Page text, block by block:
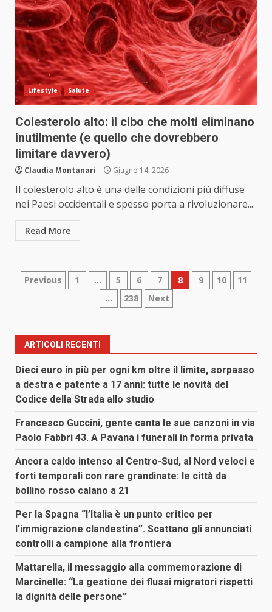
Lifestyle Salute
Colesterolo alto: il cibo che molti eliminano
inutilmente (e quello che dovrebbero
limitare davvero)
Claudia Montanari Giugno 14, 2026
Il colesterolo alto è una delle condizioni più diffuse
nei Paesi occidentali e spesso porta a rivoluzionare...
Read More
Paginazione
articoli
Previous 1 … 5 6 7 8 9 10
11
…
238 Next
ARTICOLI RECENTI
Dieci euro in più per ogni km oltre il limite, sorpasso
a destra e patente a 17 anni: tutte le novità del
Codice della Strada allo studio
Francesco Guccini, gente canta le sue canzoni in via
Paolo Fabbri 43. A Pavana i funerali in forma privata
Ancora caldo intenso al Centro-Sud, al Nord veloci e
forti temporali con rare grandinate: le città da
bollino rosso calano a 21
Per la Spagna “l’Italia è un punto critico per
l’immigrazione clandestina”. Scattano gli annunciati
controlli a campione alla frontiera
Mattarella, il messaggio alla commemorazione di
Marcinelle: “La gestione dei flussi migratori rispetti
la dignità delle persone”